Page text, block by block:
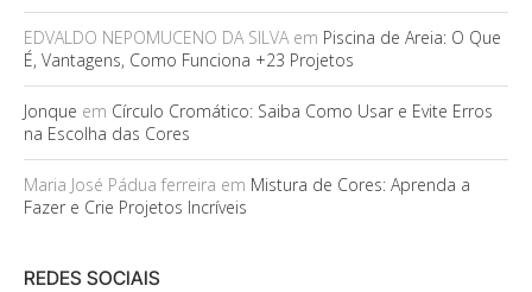
EDVALDO NEPOMUCENO DA SILVAem Piscina de Areia: O Que
É, Vantagens, Como Funciona +23 Projetos
Jonque em Círculo Cromático: Saiba Como Usar e Evite Erros
na Escolha das Cores
Maria José Pádua ferreira em Mistura de Cores: Aprenda a
Fazer e Crie Projetos Incríveis
REDES SOCIAIS